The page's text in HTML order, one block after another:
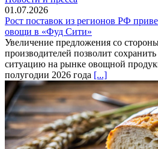
01.07.2026
Рост поставок из регионов РФ
овощи в «Фуд Сити»
Увеличение предложения со
производителей позволит
ситуацию на рынке овощной
полугодии 2026 года [...]